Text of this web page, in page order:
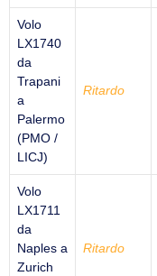
Volo
LX1740
da
Trapani
a
Palermo
(PMO /
LICJ)
Ritardo
Volo
LX1711
da
Naples a
Zurich
Ritardo